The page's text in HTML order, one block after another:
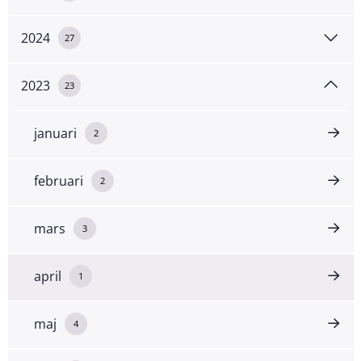
2024 27
2023 23
januari 2
februari 2
mars 3
april 1
maj 4